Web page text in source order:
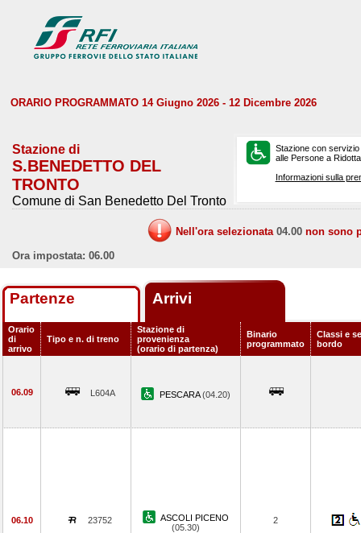
ORARIO PROGRAMMATO 14 Giugno 2026 - 12 Dicembre 2026
Stazione di
S.BENEDETTO DEL
TRONTO
Comune di San Benedetto Del Tronto
Stazione con
alle Persone a
Informazioni sulla
Nell'ora selezionata 04.00 non sono
Ora impostata: 06.00
Partenze Arrivi
Orario
di
arrivo
Tipo e n. di treno
Stazione di
provenienza
(orario di partenza)
Binario
programmato
Classi e
bordo
06.09 L604A PESCARA(04.20)
06.10 23752
ASCOLI PICENO
(05.30)
2